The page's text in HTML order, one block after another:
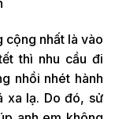
cộng nhất là vào
thì nhu cầu đi
nhồi nhét hành
xa lạ. Do đó, sử